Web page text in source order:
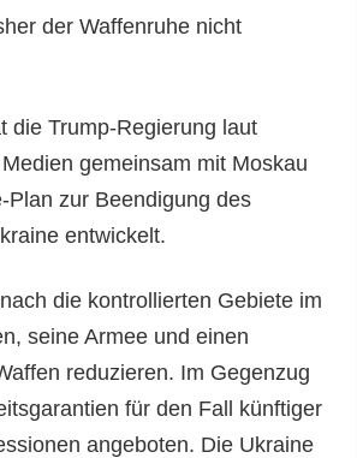
der Waffenruhe nicht
die Trump-Regierung laut
gemeinsam mit Moskau
Plan zur Beendigung des
entwickelt.
die kontrollierten Gebiete im
seine Armee und einen
reduzieren. Im Gegenzug
für den Fall künftiger
angeboten. Die Ukraine